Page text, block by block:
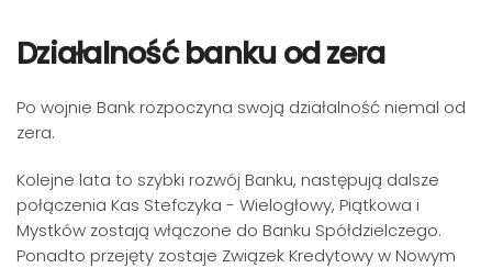
Działalność banku od zera
Po wojnie Bank rozpoczyna swoją działalność niemal od
zera.
Kolejne lata to szybki rozwój Banku, następują dalsze
połączenia Kas Stefczyka - Wielogłowy, Piątkowa i
Mystków zostają włączone do Banku Spółdzielczego.
Ponadto przejęty zostaje Związek Kredytowy w Nowym